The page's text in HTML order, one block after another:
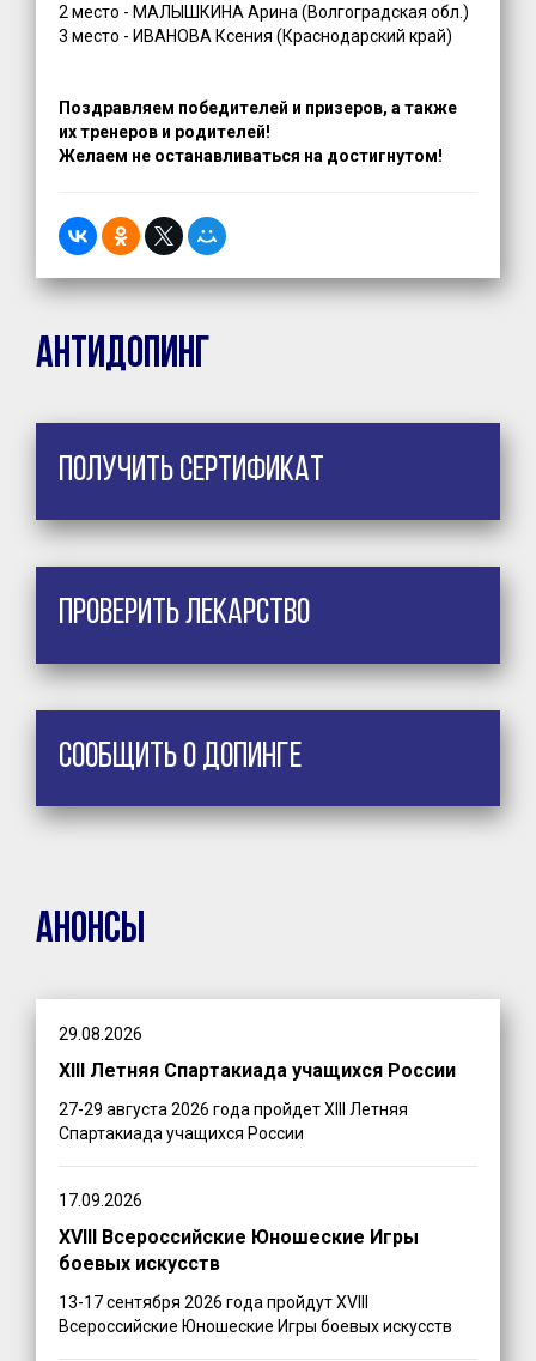
2 место - МАЛЫШКИНА Арина (Волгоградская обл.)
3 место - ИВАНОВА Ксения (Краснодарский край)
Поздравляем победителей и призеров, а также
их тренеров и родителей!
Желаем не останавливаться на достигнутом!
Антидопинг
Получить сертификат
Проверить лекарство
Сообщить о допинге
Анонсы
29.08.2026
XIII Летняя Спартакиада учащихся России
27-29 августа 2026 года пройдет XIII Летняя
Спартакиада учащихся России
17.09.2026
XVIII Всероссийские Юношеские Игры
боевых искусств
13-17 сентября 2026 года пройдут XVIII
Всероссийские Юношеские Игры боевых искусств